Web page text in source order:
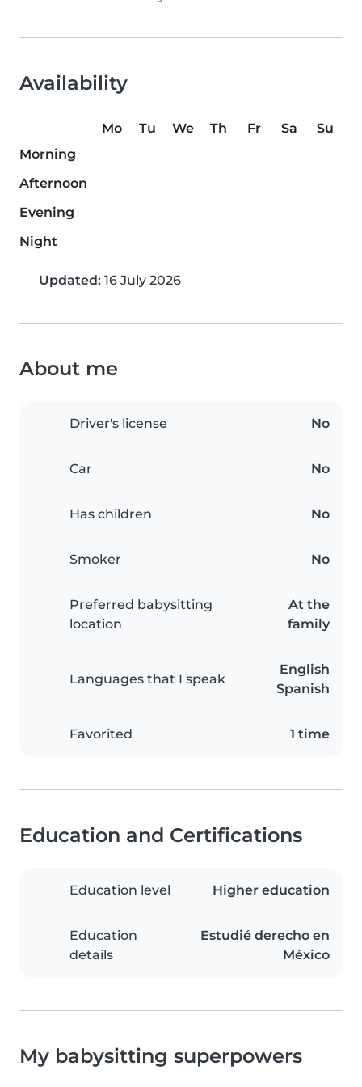
Availability
Mo Tu We Th Fr Sa
Su
Morning
Afternoon
Evening
Night
Updated: 16 July 2026
About me
Driver's license No
Car No
Has children No
Smoker No
Preferred babysitting
location
At the
family
Languages that I speak
English
Spanish
Favorited 1 time
Education and Certifications
Education level Higher education
Education
details
Estudié derecho en
México
My babysitting superpowers